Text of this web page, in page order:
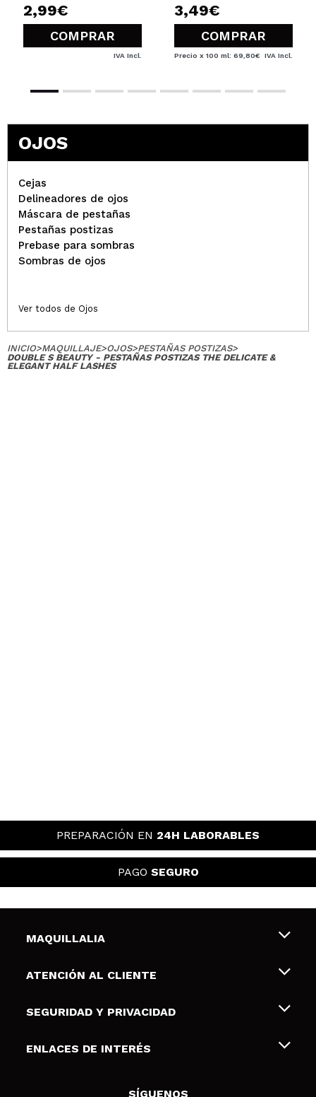
2,99€
COMPRAR
IVA Incl.
3,49€
COMPRAR
Precio x 100 ml: 69,80€ IVA Incl.
OJOS
Cejas
Delineadores de ojos
Máscara de pestañas
Pestañas postizas
Prebase para sombras
Sombras de ojos
Ver todos de Ojos
INICIO>MAQUILLAJE>OJOS>PESTAÑAS POSTIZAS>
DOUBLE S BEAUTY - PESTAÑAS POSTIZAS THE DELICATE &
ELEGANT HALF LASHES
PREPARACIÓN EN 24H LABORABLES
PAGO SEGURO
MAQUILLALIA
Sobre nosotros
Tarjetas de Regalo
ATENCIÓN AL CLIENTE
Envíos y devoluciones
Formas de pago
SEGURIDAD Y PRIVACIDAD
Terminos y condiciones de uso
Política de cookies
ENLACES DE INTERÉS
SÍGUENOS